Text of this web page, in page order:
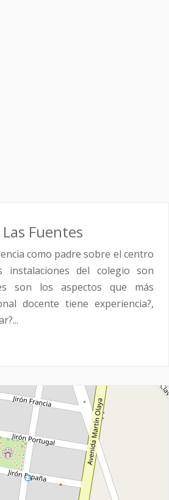
Fuentes
como padre sobre el centro
instalaciones del colegio son
son los aspectos que más
docente tiene experiencia?,